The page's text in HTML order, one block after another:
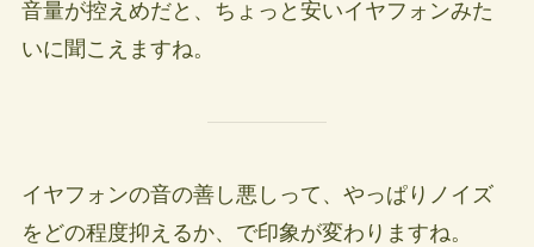
音量が控えめだと、ちょっと安いイヤフォンみた
いに聞こえますね。
イヤフォンの音の善し悪しって、やっぱりノイズ
をどの程度抑えるか、で印象が変わりますね。